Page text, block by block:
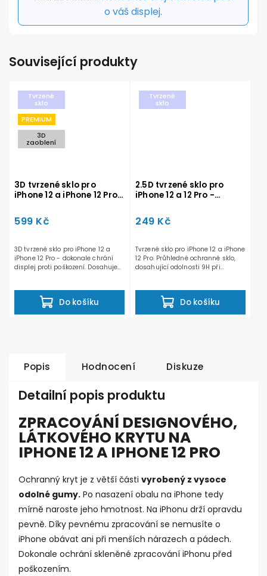
o váš displej.
Související produkty
Tvrzené
sklo
PREMIUM
3D
zaoblení
3D tvrzené sklo pro
iPhone 12 a iPhone 12 Pro -
599 Kč
Do košíku
3D tvrzené sklo pro iPhone 12 a
iPhone 12 Pro - dokonale chrání
displej proti poškození. Dosahuje
Tvrzené
sklo
2.5D tvrzené sklo pro
iPhone 12 a 12 Pro -
249 Kč
Do košíku
Tvrzené sklo pro iPhone 12 a iPhone
12 Pro. Průhledné ochranné sklo,
dosahující odolnosti 9H při
Popis Hodnocení Diskuze
Detailní popis produktu
ZPRACOVÁNÍ DESIGNOVÉHO,
LÁTKOVÉHO KRYTU NA
IPHONE 12 A IPHONE 12 PRO
Ochranný kryt je z větší části vyrobený z vysoce
odolné gumy. Po nasazení obalu na iPhone tedy
mírně naroste jeho hmotnost. Na iPhonu drží opravdu
pevně. Díky pevnému zpracování se nemusíte o
iPhone obávat ani při menších nárazech a pádech.
Dokonale ochrání skleněné zpracování iPhonu před
poškozením.